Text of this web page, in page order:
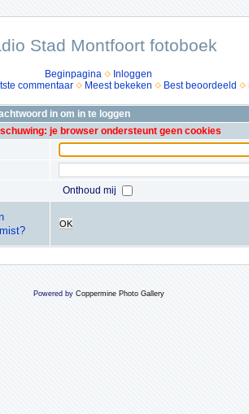
Stad Montfoort fotoboek
Beginpagina
Inloggen
commentaar Meest bekeken Best beoordeeld
in om in te loggen
je browser ondersteunt geen cookies
Onthoud mij
OK
Powered by Coppermine Photo Gallery